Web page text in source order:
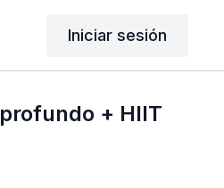
Iniciar sesión
+ HIIT